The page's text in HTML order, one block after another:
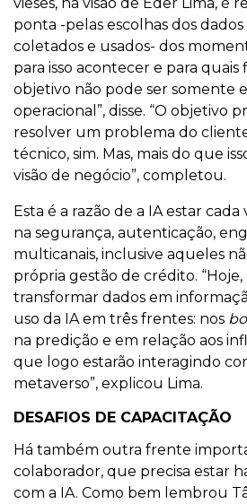
ponta -pelas escolhas dos
coletados e usados- dos
para isso acontecer e para quais
objetivo não pode ser somente
operacional”, disse. “O objetivo
resolver um problema do
técnico, sim. Mas, mais do que
visão de negócio”, completou.
Esta é a razão de a IA estar
na segurança, autenticação,
multicanais, inclusive aqueles
própria gestão de crédito. “Hoje,
transformar dados em
uso da IA em três frentes: nos
na predição e em relação aos
que logo estarão interagindo
metaverso”, explicou Lima.
DESAFIOS DE CAPACITAÇÃO
Há também outra frente
colaborador, que precisa estar
com a IA. Como bem lembrou